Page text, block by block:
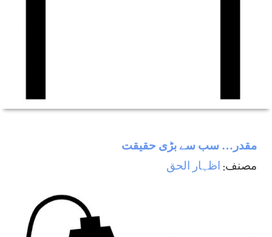
مقدر… سب سے بڑی حقیقت
مصنف: اظہار الحق